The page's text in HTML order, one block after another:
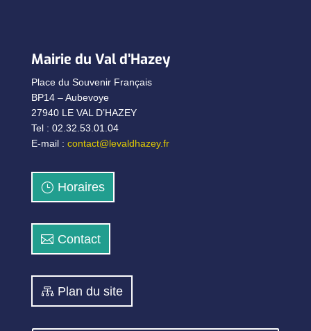
Mairie du Val d’Hazey
Place du Souvenir Français
BP14 – Aubevoye
27940 LE VAL D’HAZEY
Tel : 02.32.53.01.04
E-mail : contact@levaldhazey.fr
Horaires
Contact
Plan du site